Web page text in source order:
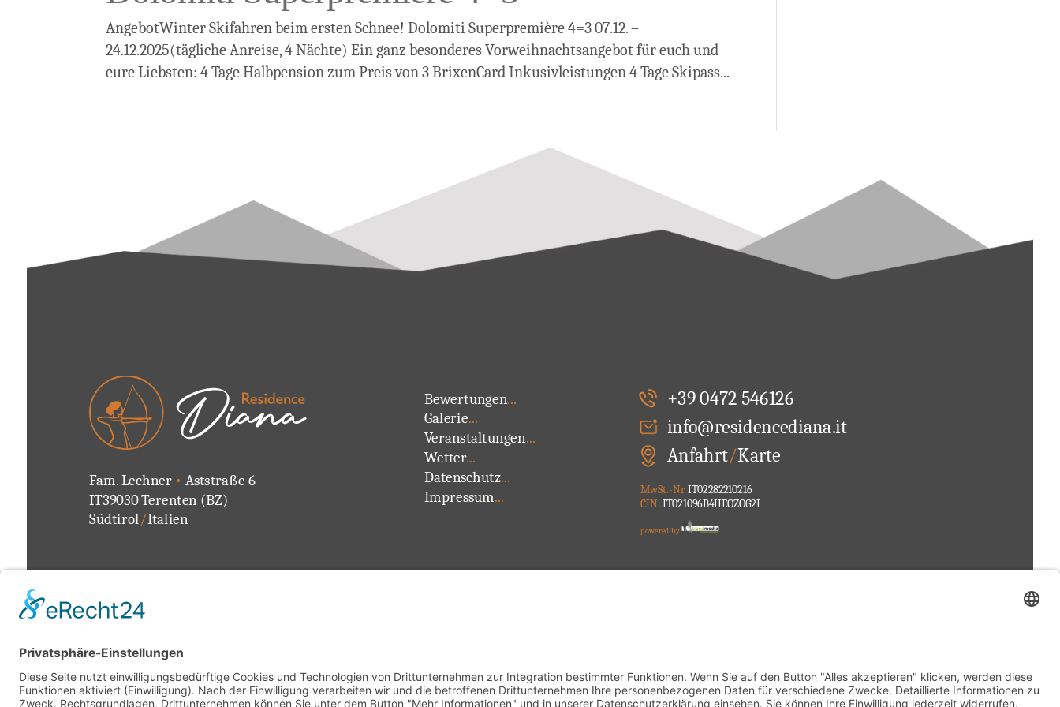
AngebotWinter Skifahren beim ersten Schnee! Dolomiti Superpremière 4=3 07.12. –
24.12.2025(tägliche Anreise, 4 Nächte) Ein ganz besonderes Vorweihnachtsangebot für euch und
eure Liebsten: 4 Tage Halbpension zum Preis von 3 BrixenCard Inkusivleistungen 4 Tage Skipass...
Fam. Lechner • Aststraße 6
IT39030 Terenten (BZ)
Südtirol/Italien
Bewertungen...
Galerie...
Veranstaltungen...
Wetter...
Datenschutz...
Impressum...
+39 0472 546126
info@residencediana.it
Anfahrt/Karte
MwSt.-Nr.IT02282210216
CIN:IT021096B4HEOZOG2I
powered by